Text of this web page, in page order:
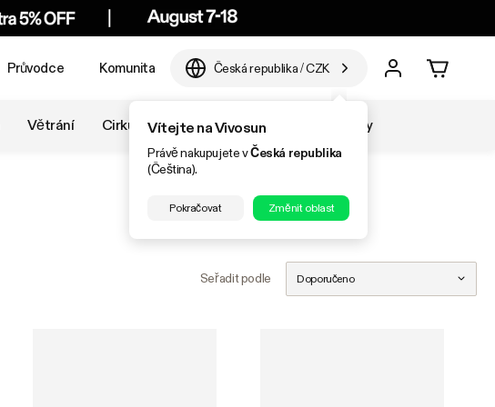
Průvodce Komunita Česká republika/CZK
Vítejte na Vivosun
Právě nakupujete vČeská republika
(Čeština).
Pokračovat Změnit oblast
Větrání Cirkulace Teplota a vlhkost Doplňky
Seřadit podle Doporučeno